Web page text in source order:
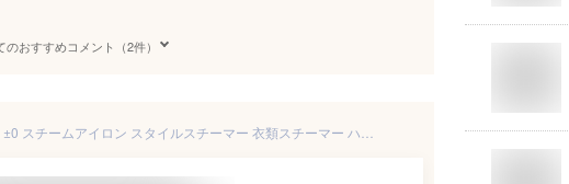
のおすすめコメント（2件）